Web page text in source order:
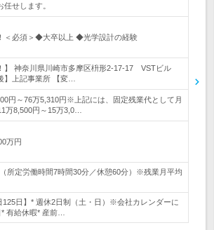
任せします。
＜必須＞◆大卒以上 ◆光学設計の経験
】 神奈川県川崎市多摩区枡形2-17-17 VSTビル
】上記事業所 【変…
円～76万5,310円※上記には、固定残業代として月
万8,500円～15万3,0…
万円
所定労働時間7時間30分／休憩60分）※残業月平均
125日】* 週休2日制（土・日）※会社カレンダーに
有給休暇* 産前…